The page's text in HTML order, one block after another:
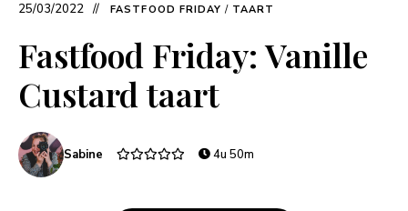
25/03/2022 FASTFOOD FRIDAY / TAART
Fastfood Friday: Vanille
Custard taart
Sabine 4u 50m